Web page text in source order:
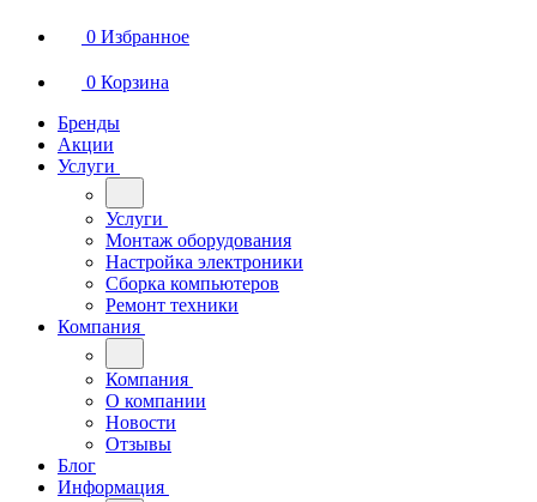
0 Избранное
0 Корзина
Бренды
Акции
Услуги
Услуги
Монтаж оборудования
Настройка электроники
Сборка компьютеров
Ремонт техники
Компания
Компания
О компании
Новости
Отзывы
Блог
Информация